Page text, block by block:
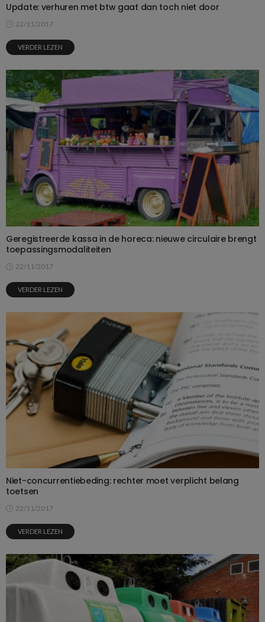
Update: verhuren met btw gaat dan toch niet door
22/11/2017
VERDER LEZEN
Geregistreerde kassa in de horeca: nieuwe circulaire brengt
toepassingsmodaliteiten
22/11/2017
VERDER LEZEN
Niet-concurrentiebeding: rechter moet verplicht belang
toetsen
22/11/2017
VERDER LEZEN